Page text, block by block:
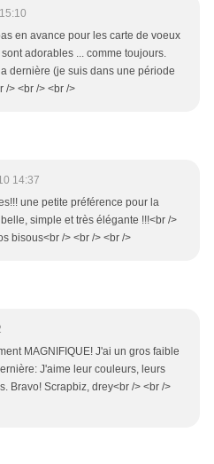
en avance pour les carte de voeux
adorables ... comme toujours.
dernière (je suis dans une période
/> <br /> <br />
14:37
une petite préférence pour la
simple et très élégante !!!<br />
bisous<br /> <br /> <br />
MAGNIFIQUE! J'ai un gros faible
J'aime leur couleurs, leurs
Bravo! Scrapbiz, drey<br /> <br />